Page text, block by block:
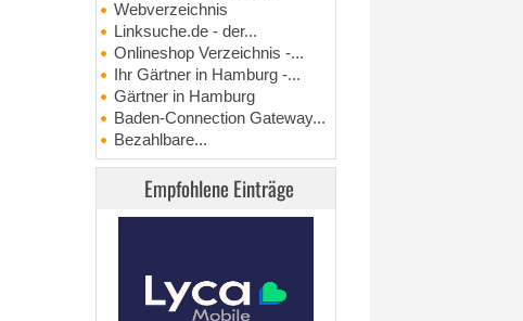
Webverzeichnis
Linksuche.de - der...
Onlineshop Verzeichnis -...
Ihr Gärtner in Hamburg -...
Gärtner in Hamburg
Baden-Connection Gateway...
Bezahlbare...
Empfohlene Einträge